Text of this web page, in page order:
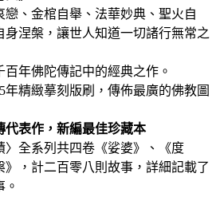
金棺自舉、法華妙典、聖火自
涅槃，讓世人知道一切諸行無常之
佛陀傳記中的經典之作。
緻摹刻版刷，傳佈最廣的佛教圖
表作，新編最佳珍藏本
全系列共四卷《娑婆》、《度
，計二百零八則故事，詳細記載了